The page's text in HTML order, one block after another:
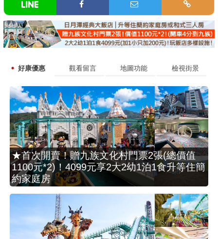
好康優惠 觀看留言 地圖功能 檢視街景
★首次開賣！贈九族文化村門票2張(總價值
1100元*2)！4099元享2大2幼1泊1食升等住簡
約家庭房